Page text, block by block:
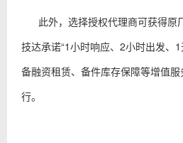
此外，选择授权代理商可获得原
技达承诺“1小时响应、2小时出发、
备融资租赁、备件库存保障等增值
行。